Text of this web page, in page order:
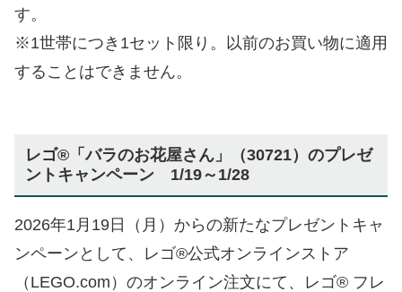
す。
※1世帯につき1セット限り。以前のお買い物に適用
することはできません。
レゴ®「バラのお花屋さん」（30721）のプレゼ
ントキャンペーン 1/19～1/28
2026年1月19日（月）からの新たなプレゼントキャ
ンペーンとして、レゴ®公式オンラインストア
（LEGO.com）のオンライン注文にて、レゴ® フレ